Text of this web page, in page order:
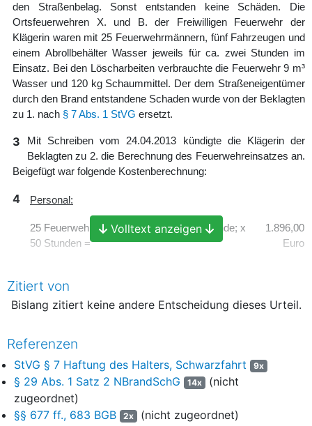
den Straßenbelag. Sonst entstanden keine Schäden. Die
Ortsfeuerwehren X. und B. der Freiwilligen Feuerwehr der
Klägerin waren mit 25 Feuerwehrmännern, fünf Fahrzeugen und
einem Abrollbehälter Wasser jeweils für ca. zwei Stunden im
Einsatz. Bei den Löscharbeiten verbrauchte die Feuerwehr 9 m³
Wasser und 120 kg Schaummittel. Der dem Straßeneigentümer
durch den Brand entstandene Schaden wurde von der Beklagten
zu 1. nach § 7 Abs. 1 StVG ersetzt.
3
Mit Schreiben vom 24.04.2013 kündigte die Klägerin der
Beklagten zu 2. die Berechnung des Feuerwehreinsatzes an.
Beigefügt war folgende Kostenberechnung:
4 Personal:
25 Feuerwehrmänner: 36,32 Euro pro Stunde; x
50 Stunden =
1.896,00
Euro
1 Fahrzeug (ELW 1): 70,47 Euro pro Stunde; x 2
Stunden =
140,94
1 Fahrzeug (HLF 20/20): 337,84 Euro pro Stunde;
x 2 Stunden =
1 Fahrzeug (WLF 1 GSWG): 599,93 Euro pro
Stunde; x 2 Stunden =
Volltext anzeigen
Zitiert von
Bislang zitiert keine andere Entscheidung dieses Urteil.
Referenzen
StVG § 7 Haftung des Halters, Schwarzfahrt 9x
§ 29 Abs. 1 Satz 2 NBrandSchG 14x (nicht
zugeordnet)
§§ 677 ff., 683 BGB
2x (nicht zugeordnet)